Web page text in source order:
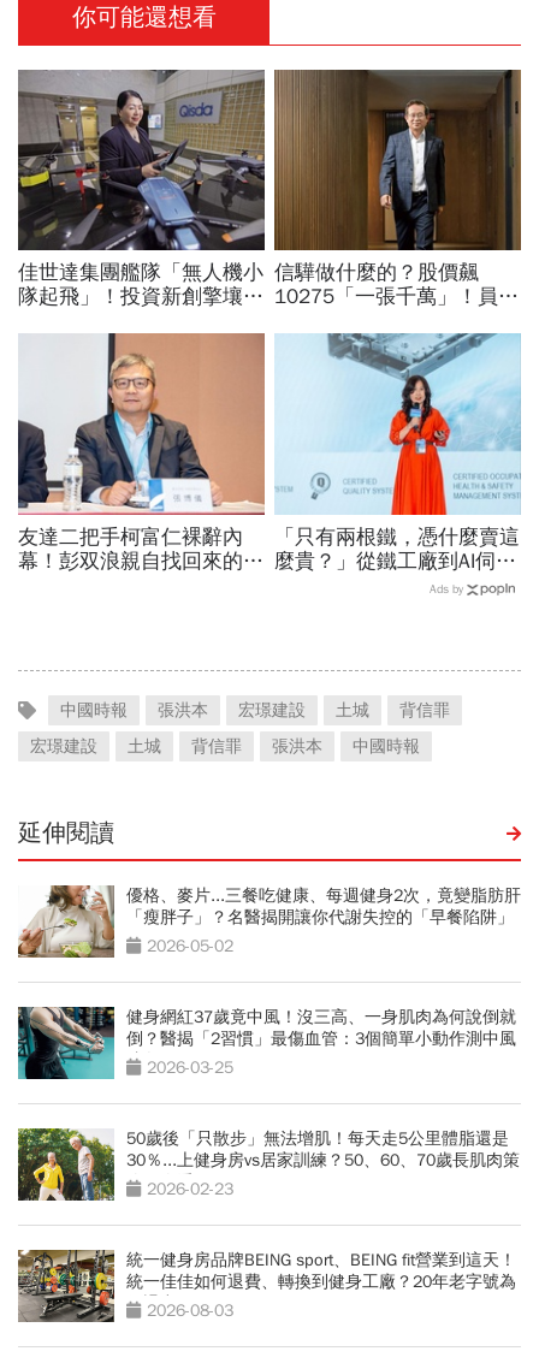
你可能還想看
佳世達集團艦隊「無人機小
隊起飛」！投資新創擎壤、
兵：鎖定美日頂級客戶切入
信驊做什麼的？股價飆
10275「一張千萬」！員工
工程師如何孵出「萬金股」
友達二把手柯富仁裸辭內
幕！彭双浪親自找回來的接
「只有兩根鐵，憑什麼賣這
麼貴？」從鐵工廠到AI伺服
器滑軌霸主，川湖靠四大護
Ads by
中國時報 張洪本 宏璟建設 土城
背信罪
宏璟建設
土城 背信罪 張洪本 中國時報
延伸閱讀
優格、麥片...三餐吃健康、每週健身2次，竟變脂肪肝
「瘦胖子」？名醫揭開讓你代謝失控的「早餐陷阱」
2026-05-02
健身網紅37歲竟中風！沒三高、一身肌肉為何說倒就
倒？醫揭「2習慣」最傷血管：3個簡單小動作測中風
跡象2026-03-25
50歲後「只散步」無法增肌！每天走5公里體脂還是
30％...上健身房vs居家訓練？50、60、70歲長肌肉策
略一次看
2026-02-23
統一健身房品牌BEING sport、BEING fit營業到這天！
統一佳佳如何退費、轉換到健身工廠？20年老字號為
何退出
2026-08-03